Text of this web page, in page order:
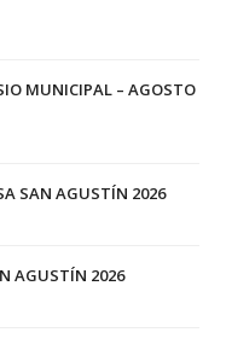
MUNICIPAL – AGOSTO
SAN AGUSTÍN 2026
AGUSTÍN 2026